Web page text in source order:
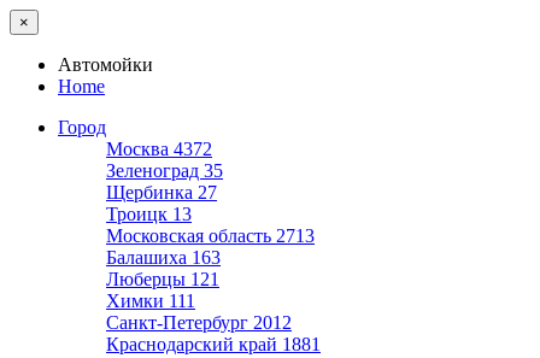
×
Автомойки
Home
Город
Москва 4372
Зеленоград 35
Щербинка 27
Троицк 13
Московская область 2713
Балашиха 163
Люберцы 121
Химки 111
Санкт-Петербург 2012
Краснодарский край 1881